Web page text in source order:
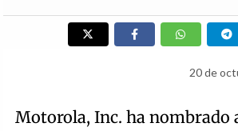
20 de
Motorola, Inc. ha nombrado